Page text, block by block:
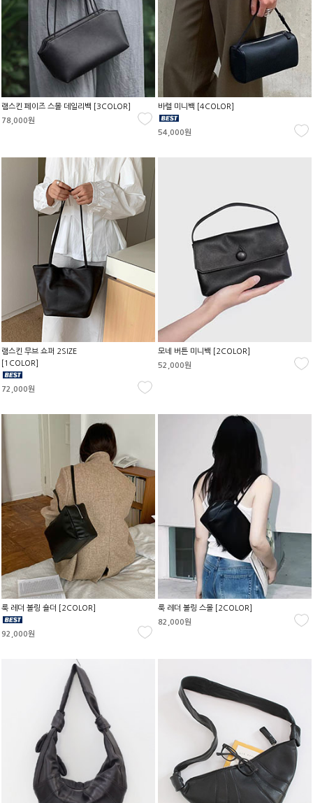
램스킨 페이즈 스몰 데일리백 [3COLOR]
78,000원
바렐 미니백 [4COLOR]
54,000원
램스킨 무브 쇼퍼 2SIZE
[1COLOR]
72,000원
모네 버튼 미니백 [2COLOR]
52,000원
룩 레더 볼링 숄더 [2COLOR]
92,000원
룩 레더 볼링 스몰 [2COLOR]
82,000원